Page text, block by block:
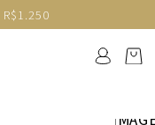
R$1.250